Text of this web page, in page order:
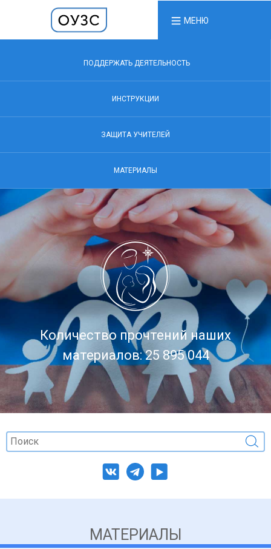
МЕНЮ
ПОДДЕРЖАТЬ ДЕЯТЕЛЬНОСТЬ
ИНСТРУКЦИИ
ЗАЩИТА УЧИТЕЛЕЙ
МАТЕРИАЛЫ
Количество прочтений наших
материалов: 25 895 044
МАТЕРИАЛЫ